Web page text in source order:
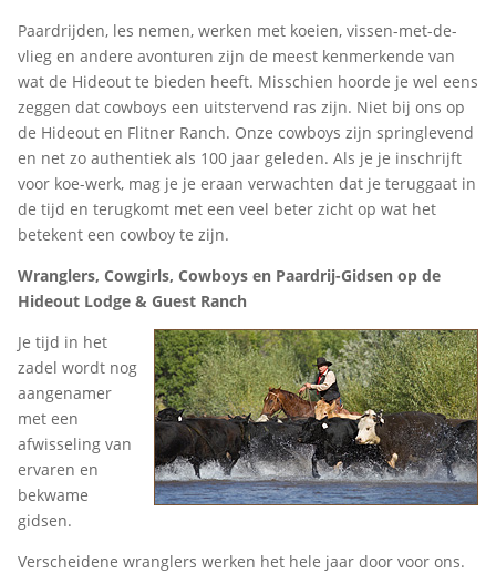
Paardrijden, les nemen, werken met koeien, vissen-met-de-
vlieg en andere avonturen zijn de meest kenmerkende van
wat de Hideout te bieden heeft. Misschien hoorde je wel eens
zeggen dat cowboys een uitstervend ras zijn. Niet bij ons op
de Hideout en Flitner Ranch. Onze cowboys zijn springlevend
en net zo authentiek als 100 jaar geleden. Als je je inschrijft
voor koe-werk, mag je je eraan verwachten dat je teruggaat in
de tijd en terugkomt met een veel beter zicht op wat het
betekent een cowboy te zijn.
Wranglers, Cowgirls, Cowboys en Paardrij-Gidsen op de
Hideout Lodge & Guest Ranch
Je tijd in het
zadel wordt nog
aangenamer
met een
afwisseling van
ervaren en
bekwame
gidsen.
Verscheidene wranglers werken het hele jaar door voor ons.